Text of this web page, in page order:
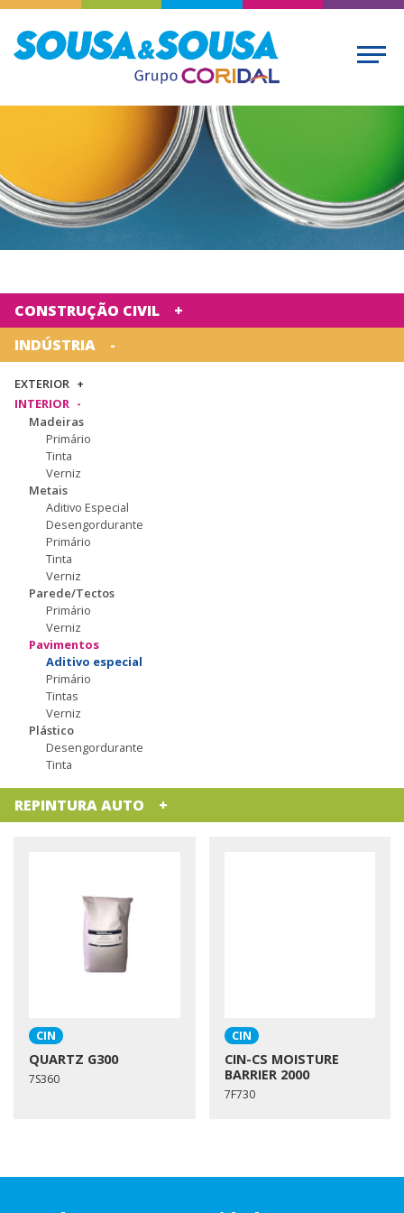
CONSTRUÇÃO CIVIL
INDÚSTRIA
EXTERIOR
INTERIOR
Madeiras
Primário
Tinta
Verniz
Metais
Aditivo Especial
Desengordurante
Primário
Tinta
Verniz
Parede/Tectos
Primário
Verniz
Pavimentos
Aditivo especial
Primário
Tintas
Verniz
Plástico
Desengordurante
Tinta
REPINTURA AUTO
CIN
QUARTZ G300
7S360
CIN
CIN-CS MOISTURE
BARRIER 2000
7F730